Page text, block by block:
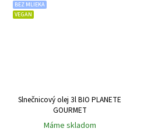
BEZ MLIEKA
VEGAN
Slnečnicový olej 3l BIO PLANETE
GOURMET
Máme skladom